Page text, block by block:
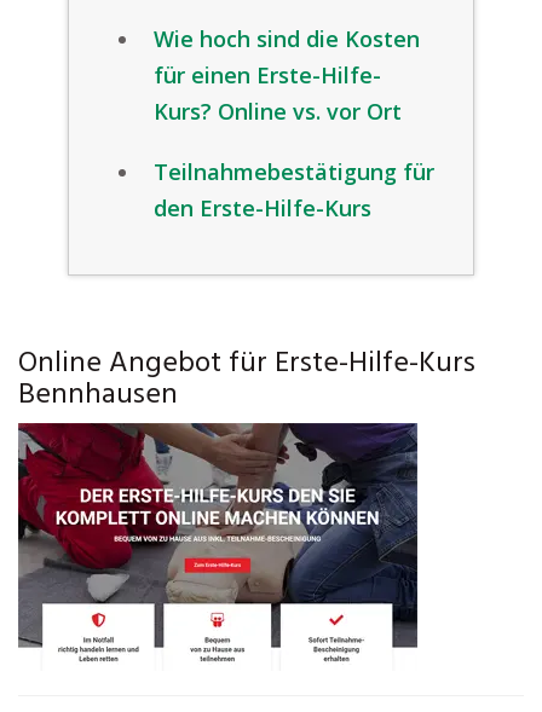
Wie hoch sind die Kosten
für einen Erste-Hilfe-
Kurs? Online vs. vor Ort
Teilnahmebestätigung für
den Erste-Hilfe-Kurs
Online Angebot für Erste-Hilfe-Kurs
Bennhausen